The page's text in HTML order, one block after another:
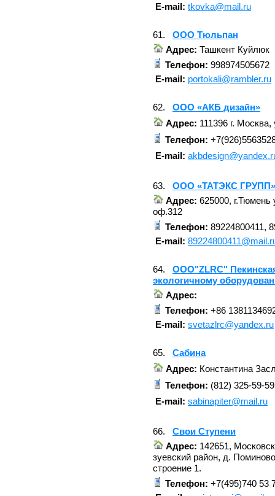
E-mail: tkovka@mail.ru
61. ООО Тюльпан
Адрес: Ташкент Куйлюк
Телефон: 998974505672
E-mail: portokali@rambler.ru
62. ООО «АКБ дизайн»
Адрес: 111396 г.
Телефон:
E-mail:
63. ООО «ТАТЭКС ГРУПП»
Адрес: 625000, г.Тюмень
оф.312
Телефон: 89224800411,
E-mail:
64. ООО"ZLRC"
экологичному
Адрес:
Телефон: +86
E-mail: svetazlrc@yandex.ru
65. Сабина
Адрес: Константина
Телефон: (812) 325-59-59
E-mail: sabinapiter@mail.ru
66. Свои Ступени
Адрес: 142651,
зуевский район, д.
строение 1.
Телефон: +7(495)740 53